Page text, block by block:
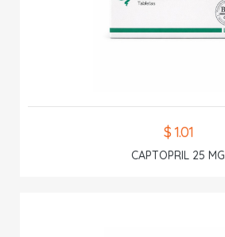
$ 1.01
CAPTOPRIL 25 MG